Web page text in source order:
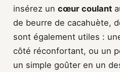
insérez un cœur coulant
de beurre de cacahuète,
sont également utiles :
côté réconfortant, ou un
un simple goûter en un